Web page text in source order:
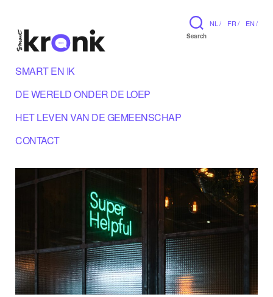
NL / FR / EN /
Search
SMART EN IK
DE WERELD ONDER DE LOEP
HET LEVEN VAN DE GEMEENSCHAP
CONTACT